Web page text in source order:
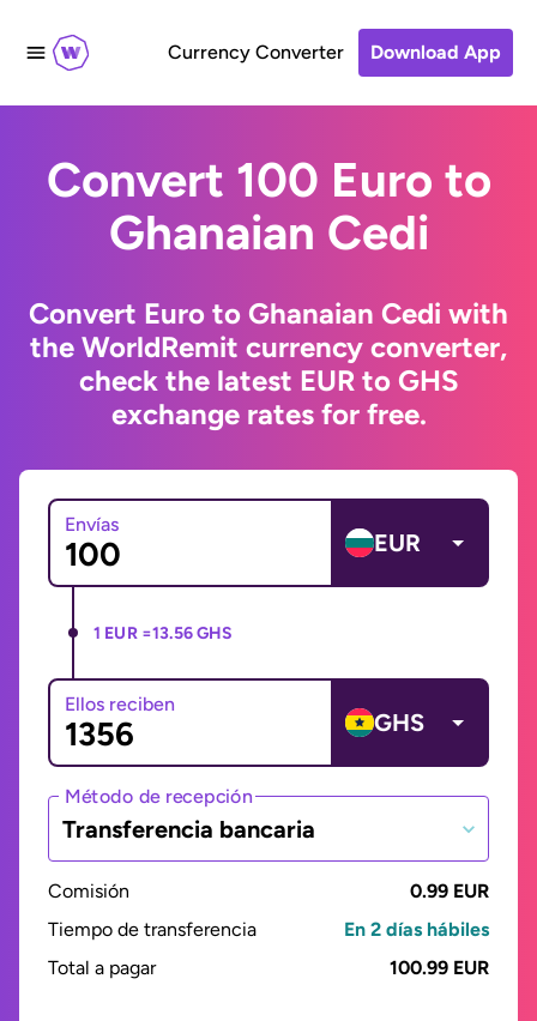
Currency Converter Download App
Convert 100 Euro to
Ghanaian Cedi
Convert Euro to Ghanaian Cedi with
the WorldRemit currency converter,
check the latest EUR to GHS
exchange rates for free.
Envías
EUR
1 EUR =13.56 GHS
Ellos reciben
GHS
Método de recepción
Transferencia bancaria
Comisión
0.99 EUR
Tiempo de transferencia
En 2 días hábiles
Total a pagar
100.99 EUR